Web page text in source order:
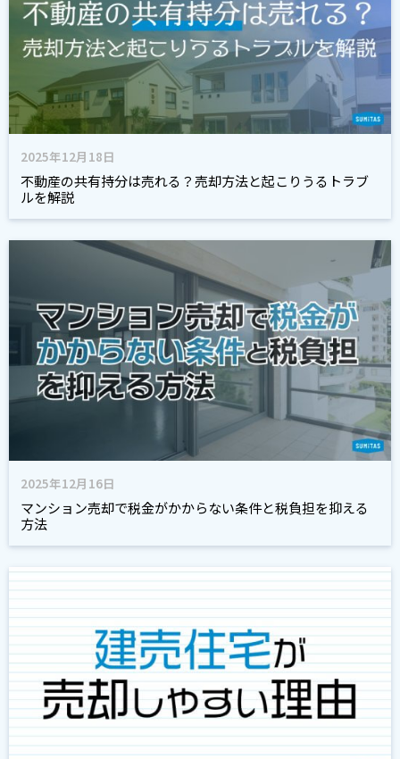
2025年12月18日
不動産の共有持分は売れる？売却方法と起こりうるトラブ
ルを解説
2025年12月16日
マンション売却で税金がかからない条件と税負担を抑える
方法